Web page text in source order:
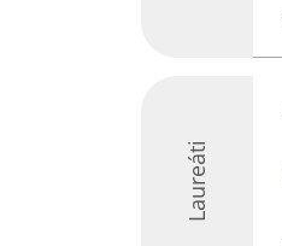
Laureáti